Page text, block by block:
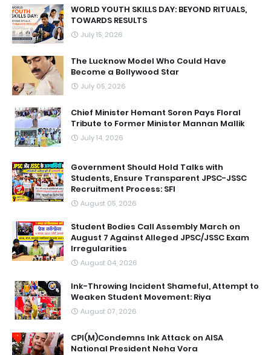
WORLD YOUTH SKILLS DAY: BEYOND RITUALS,
TOWARDS RESULTS
July 15, 2026
The Lucknow Model Who Could Have
Become a Bollywood Star
July 05, 2026
Chief Minister Hemant Soren Pays Floral
Tribute to Former Minister Mannan Mallik
July 14, 2026
Government Should Hold Talks with
Students, Ensure Transparent JPSC-JSSC
Recruitment Process: SFI
August 05, 2026
Student Bodies Call Assembly March on
August 7 Against Alleged JPSC/JSSC Exam
Irregularities
August 04, 2026
Ink-Throwing Incident Shameful, Attempt to
Weaken Student Movement: Riya
August 07, 2026
CPI(M)Condemns Ink Attack on AISA
National President Neha Vora